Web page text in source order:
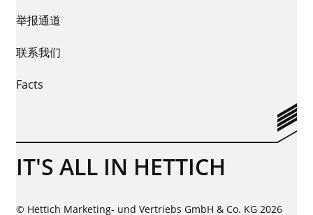
举报通道
联系我们
Facts
IT'S ALL IN HETTICH
© Hettich Marketing- und Vertriebs GmbH & Co. KG 2026